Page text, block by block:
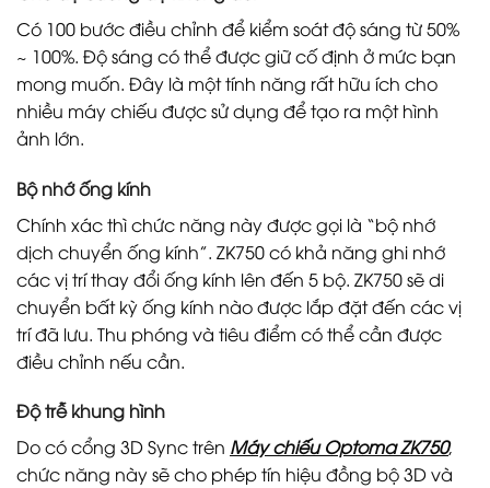
Có 100 bước điều chỉnh để kiểm soát độ sáng từ 50%
~ 100%. Độ sáng có thể được giữ cố định ở mức bạn
mong muốn. Đây là một tính năng rất hữu ích cho
nhiều máy chiếu được sử dụng để tạo ra một hình
ảnh lớn.
Bộ nhớ ống kính
Chính xác thì chức năng này được gọi là “bộ nhớ
dịch chuyển ống kính”. ZK750 có khả năng ghi nhớ
các vị trí thay đổi ống kính lên đến 5 bộ. ZK750 sẽ di
chuyển bất kỳ ống kính nào được lắp đặt đến các vị
trí đã lưu. Thu phóng và tiêu điểm có thể cần được
điều chỉnh nếu cần.
Độ trễ khung hình
Do có cổng 3D Sync trên Máy chiếu Optoma ZK750,
chức năng này sẽ cho phép tín hiệu đồng bộ 3D và